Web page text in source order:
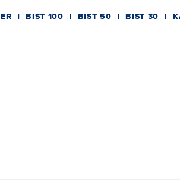
BIST 100 BIST 50 BIST 30